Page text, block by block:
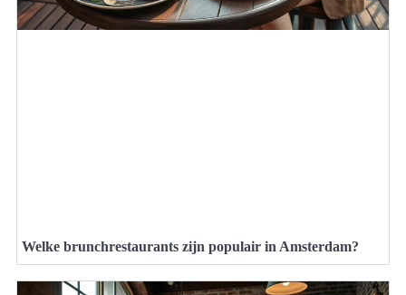
Welke brunchrestaurants zijn populair in Amsterdam?